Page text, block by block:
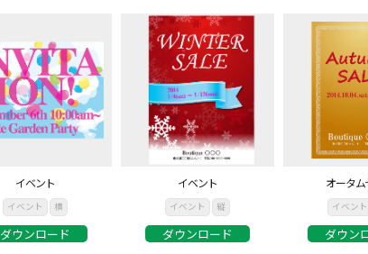
イベント
イベント 横
ダウンロード
イベント
イベント 縦
ダウンロード
オータム
イベント
ダウン